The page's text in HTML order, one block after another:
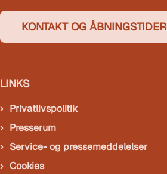
KONTAKT OG ÅBNINGSTIDER
LINKS
Privatlivspolitik
Presserum
Service- og pressemeddelelser
Cookies